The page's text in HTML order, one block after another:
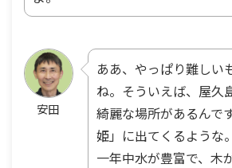
安田
ああ、やっぱり難しい
ね。そういえば、屋久
綺麗な場所があるんで
姫」に出てくるような
一年中水が豊富で、木